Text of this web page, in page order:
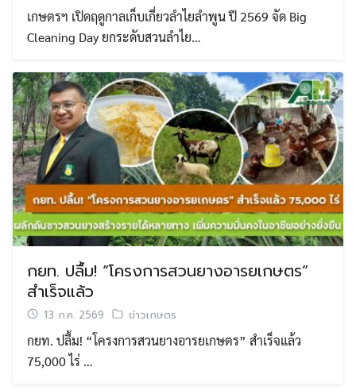
เกษตรฯ เปิดฤดูกาลเก็บเกี่ยวลำไยลำพูน ปี 2569 จัด Big
Cleaning Day ยกระดับสวนลำไย…
กยท. ปลื้ม! “โครงการสวนยางอารยเกษตร”
สำเร็จแล้ว
13 ก.ค. 2569 ข่าวเกษตร
กยท. ปลื้ม! “โครงการสวนยางอารยเกษตร” สำเร็จแล้ว
75,000 ไร่ …